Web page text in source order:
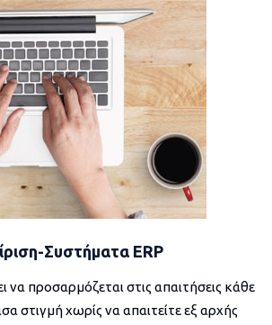
Συστήματα ERP
να προσαρμόζεται στις απαιτήσεις κάθε
στιγμή χωρίς να απαιτείτε εξ αρχής